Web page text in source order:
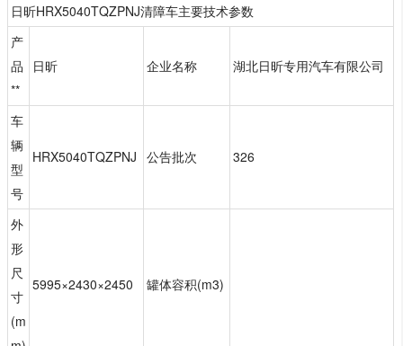
日昕HRX5040TQZPNJ清障车主要技术参数
产
品
**
日昕 企业名称 湖北日昕专用汽车有限公司
车
辆
型
号
HRX5040TQZPNJ 公告批次 326
外
形
尺
寸
(m
5995×2430×2450 罐体容积(m3)